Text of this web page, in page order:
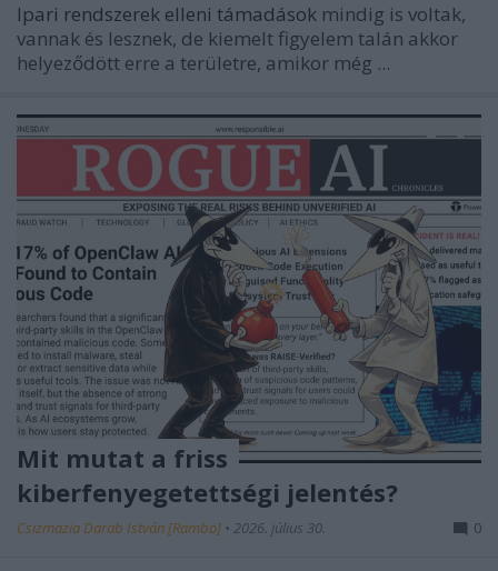
Ipari rendszerek elleni támadások mindig is voltak,
vannak és lesznek, de kiemelt figyelem talán akkor
helyeződött erre a területre, amikor még ...
Mit mutat a friss
kiberfenyegetettségi jelentés?
Csizmazia Darab István [Rambo] • 2026. július 30. 0